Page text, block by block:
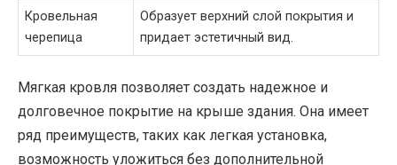
Кровельная
черепица
Образует верхний слой покрытия и
придает эстетичный вид.
Мягкая кровля позволяет создать надежное и
долговечное покрытие на крыше здания. Она имеет
ряд преимуществ, таких как легкая установка,
возможность уложиться без дополнительной